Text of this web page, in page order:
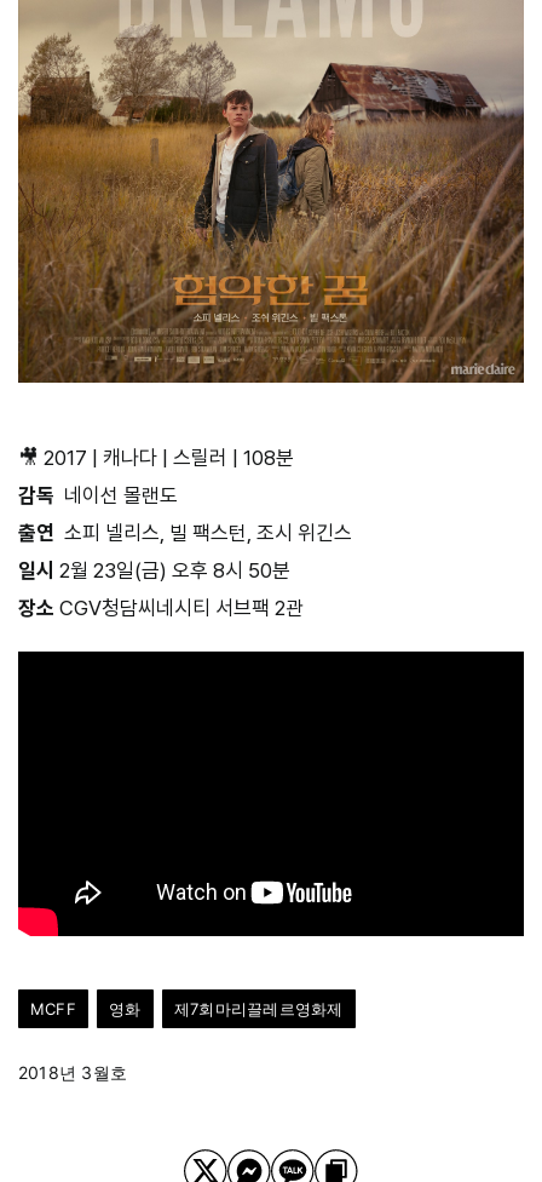
🎥 2017 | 캐나다 | 스릴러 | 108분
감독 네이선 몰랜도
출연 소피 넬리스, 빌 팩스턴, 조시 위긴스
일시 2월 23일(금) 오후 8시 50분
장소 CGV청담씨네시티 서브팩 2관
MCFF 영화 제7회마리끌레르영화제
2018년 3월호